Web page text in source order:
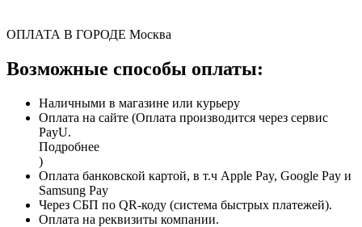
ОПЛАТА В ГОРОДЕ Москва
Возможные способы оплаты:
Наличными в магазине или курьеру
Оплата на сайте (Оплата производится через сервис
PayU.
Подробнее
)
Оплата банковской картой, в т.ч Apple Pay, Google Pay и
Samsung Pay
Через СБП по QR-коду (система быстрых платежей).
Оплата на реквизиты компании.